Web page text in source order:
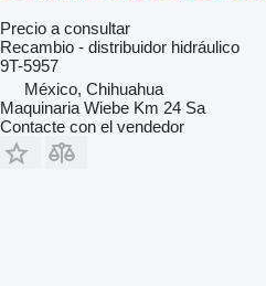
Precio a consultar
Recambio - distribuidor hidráulico
9T-5957
México, Chihuahua
Maquinaria Wiebe Km 24 Sa
Contacte con el vendedor